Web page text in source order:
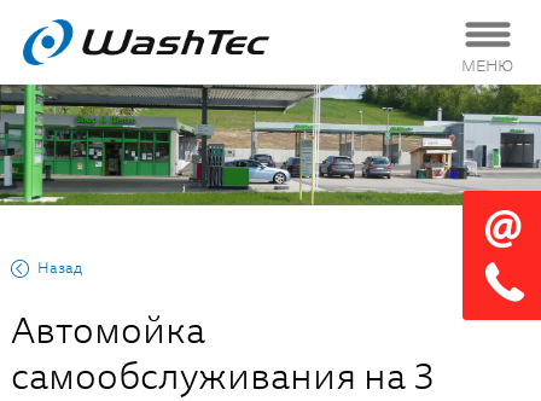
МЕНЮ
Назад
Автомойка
самообслуживания на 3